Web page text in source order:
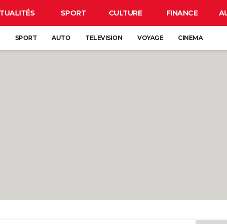
SPORT CULTURE FINANCE
SPORT AUTO TELEVISION VOYAGE CINEMA